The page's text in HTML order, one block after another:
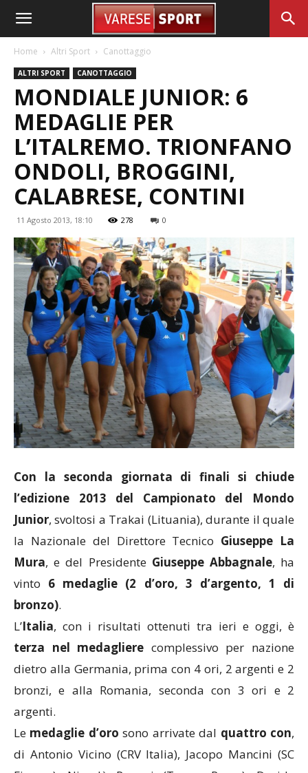
Home Altri Sport Canottaggio
ALTRI SPORT CANOTTAGGIO
MONDIALE JUNIOR: 6
MEDAGLIE PER
L’ITALREMO. TRIONFANO
ONDOLI, BROGGINI,
CALABRESE, CONTINI
11 Agosto 2013, 18:10 278 0
Con la seconda giornata di finali si chiude
l’edizione 2013 del Campionato del Mondo
Junior, svoltosi a Trakai (Lituania), durante il quale
la Nazionale del Direttore Tecnico Giuseppe La
Mura, e del Presidente Giuseppe Abbagnale, ha
vinto 6 medaglie (2 d’oro, 3 d’argento, 1 di
bronzo).
L’Italia, con i risultati ottenuti tra ieri e oggi, è
terza nel medagliere complessivo per nazione
dietro alla Germania, prima con 4 ori, 2 argenti e 2
bronzi, e alla Romania, seconda con 3 ori e 2
argenti.
Le medaglie d’oro sono arrivate dal quattro con,
di Antonio Vicino (CRV Italia), Jacopo Mancini (SC